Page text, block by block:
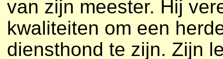
van zijn meester. Hij
kwaliteiten om een
diensthond te zijn. Zijn